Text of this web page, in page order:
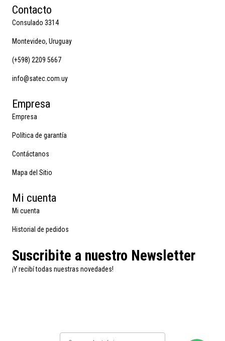
Contacto
Consulado 3314
Montevideo, Uruguay
(+598) 2209 5667
info@satec.com.uy
Empresa
Empresa
Política de garantía
Contáctanos
Mapa del Sitio
Mi cuenta
Mi cuenta
Historial de pedidos
Suscribite a nuestro Newsletter
¡Y recibí todas nuestras novedades!